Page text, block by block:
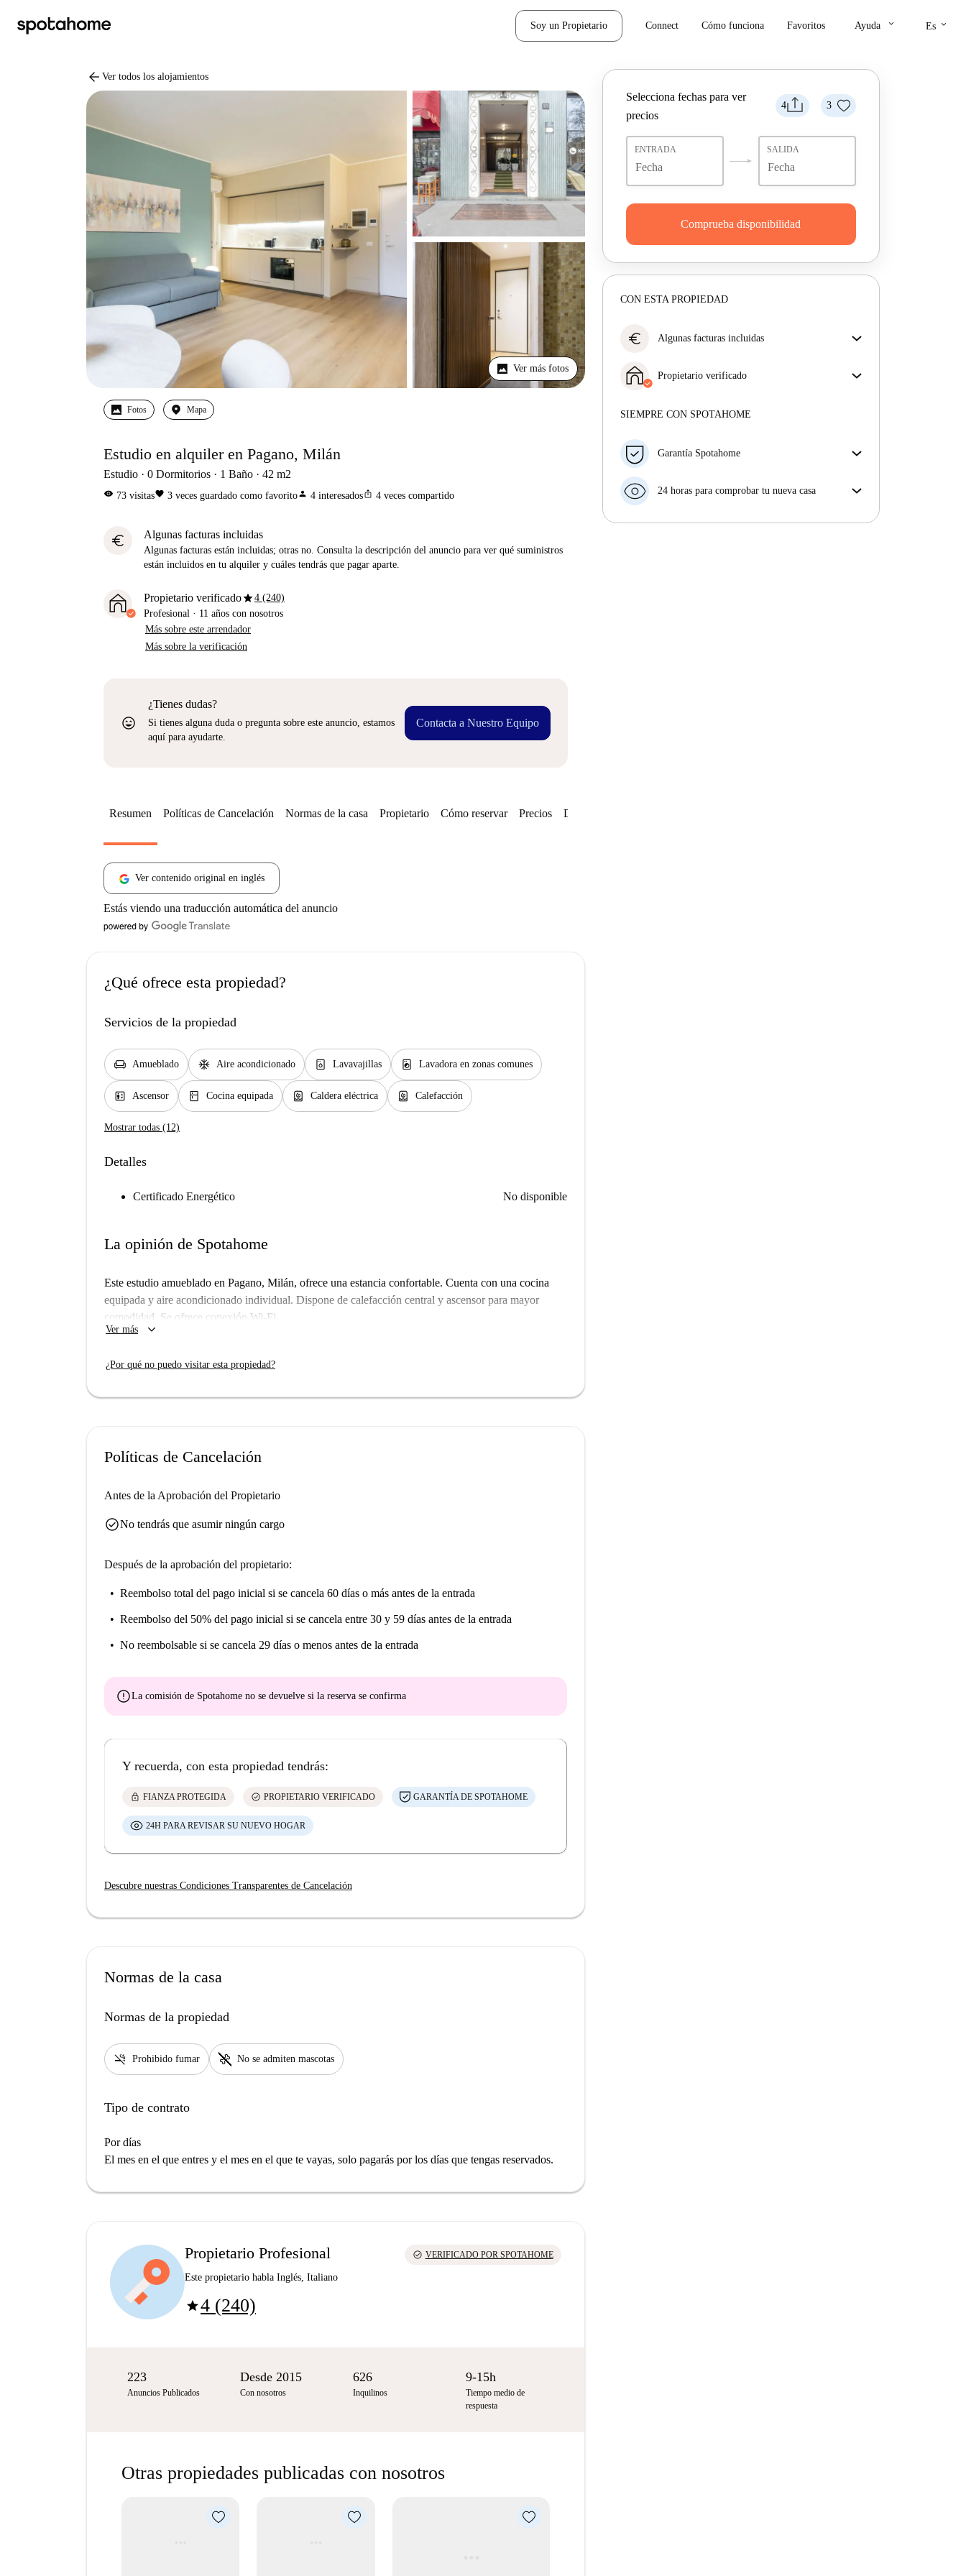
Soy un Propietario Connect Cómo funciona Favoritos Ayuda keyboard_arrow_down Es keyboard_arrow_down
arrow_back Ver todos los alojamientos
Ver más fotos
Fotos Mapa
Estudio en alquiler en Pagano, Milán
Estudio 0 Dormitorios 1 Baño 42 m2
visibility 73 visitasfavorite 3 veces guardado como favoritoperson 4 interesadosios_share 4 veces compartido
euro Algunas facturas incluidas
Algunas facturas están incluidas; otras no. Consulta la descripción del anuncio para ver qué suministros
están incluidos en tu alquiler y cuáles tendrás que pagar aparte.
Propietario verificadostar4 (240)
Profesional · 11 años con nosotros
Más sobre este arrendador
Más sobre la verificación
sentiment_very_satisfied
¿Tienes dudas?
Si tienes alguna duda o pregunta sobre este anuncio, estamos
aquí para ayudarte.
Contacta a Nuestro Equipo
4 3
Selecciona fechas para ver
precios
ENTRADA SALIDA
Comprueba disponibilidad
CON ESTA PROPIEDAD
euro Algunas facturas incluidas
la descripción del anuncio para ver qué suministros
están incluidos en tu alquiler y cuáles tendrás que
Propietario verificado
Más sobre este arrendador
SIEMPRE CON SPOTAHOME
Garantía Spotahome
horas previas a la fecha de entrada, Spotahome A) te
el hotel hasta que encuentres nueva casa o B) te hará
24 horas para comprobar tu nueva casa
Resumen Políticas de Cancelación Normas de la casa Propietario Cómo reservar Precios Disponibilidades
Ver contenido original en inglés
Estás viendo una traducción automática del anuncio
¿Qué ofrece esta propiedad?
Servicios de la propiedad
chair Amueblado ac_unit Aire acondicionado dishwasher_gen Lavavajillas local_laundry_service Lavadora en zonas comunes
elevator Ascensor kitchen Cocina equipada water_heater Caldera eléctrica water_heater Calefacción
Mostrar todas (12)
Detalles
Certificado Energético No disponible
La opinión de Spotahome
Este estudio amueblado en Pagano, Milán, ofrece una estancia confortable. Cuenta con una cocina
equipada y aire acondicionado individual. Dispone de calefacción central y ascensor para mayor
comodidad. Se ofrece conexión Wi-Fi.
Ina, la Casa Natale di Giorgio Gaber y el Oratorio di Sant'Ambrogio ad Nemus, que ofrecen historia y
Selvy, todos a poca distancia a pie.
Ver más keyboard_arrow_down
¿Por qué no puedo visitar esta propiedad?
Políticas de Cancelación
Antes de la Aprobación del Propietario
check_circleNo tendrás que asumir ningún cargo
Después de la aprobación del propietario:
Reembolso total del pago inicial si se cancela 60 días o más antes de la entrada
Reembolso del 50% del pago inicial si se cancela entre 30 y 59 días antes de la entrada
No reembolsable si se cancela 29 días o menos antes de la entrada
errorLa comisión de Spotahome no se devuelve si la reserva se confirma
Y recuerda, con esta propiedad tendrás:
lock FIANZA PROTEGIDA check_circle PROPIETARIO VERIFICADO GARANTÍA DE SPOTAHOME
24H PARA REVISAR SU NUEVO HOGAR
Descubre nuestras Condiciones Transparentes de Cancelación
Normas de la casa
Normas de la propiedad
smoke_free Prohibido fumar pet_supplies No se admiten mascotas
Tipo de contrato
Por días
El mes en el que entres y el mes en el que te vayas, solo pagarás por los días que tengas reservados.
Propietario Profesional
Este propietario habla Inglés, Italiano
star4 (240)
check_circle VERIFICADO POR SPOTAHOME
223
Anuncios Publicados
Desde 2015
Con nosotros
626
Inquilinos
9-15h
Tiempo medio de
respuesta
Otras propiedades publicadas con nosotros